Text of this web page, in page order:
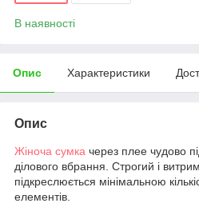
В наявності
Опис Характеристики
Опис
Жіноча сумка через плее чудово
ділового вбрання. Строгий і
підкреслюється мінімальною
елементів.